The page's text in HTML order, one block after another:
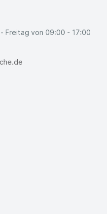
Freitag von 09:00 - 17:00